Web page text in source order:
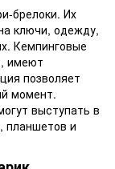
брелоки. Их
ключи, одежду,
Кемпинговые
имеют
позволяет
момент.
выступать в
планшетов и